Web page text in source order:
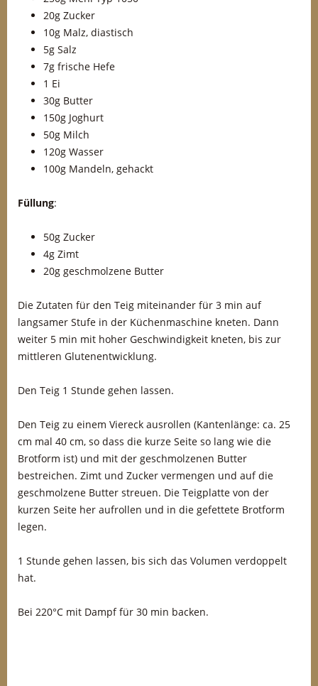
20g Zucker
10g Malz, diastisch
5g Salz
7g frische Hefe
1 Ei
30g Butter
150g Joghurt
50g Milch
120g Wasser
100g Mandeln, gehackt
Füllung:
50g Zucker
4g Zimt
20g geschmolzene Butter
Die Zutaten für den Teig miteinander für 3 min auf
langsamer Stufe in der Küchenmaschine kneten. Dann
weiter 5 min mit hoher Geschwindigkeit kneten, bis zur
mittleren Glutenentwicklung.
Den Teig 1 Stunde gehen lassen.
Den Teig zu einem Viereck ausrollen (Kantenlänge: ca. 25
cm mal 40 cm, so dass die kurze Seite so lang wie die
Brotform ist) und mit der geschmolzenen Butter
bestreichen. Zimt und Zucker vermengen und auf die
geschmolzene Butter streuen. Die Teigplatte von der
kurzen Seite her aufrollen und in die gefettete Brotform
legen.
1 Stunde gehen lassen, bis sich das Volumen verdoppelt
hat.
Bei 220°C mit Dampf für 30 min backen.